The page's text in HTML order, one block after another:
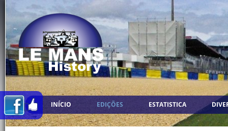
INÍCIO EDIÇÕES ESTATISTICA